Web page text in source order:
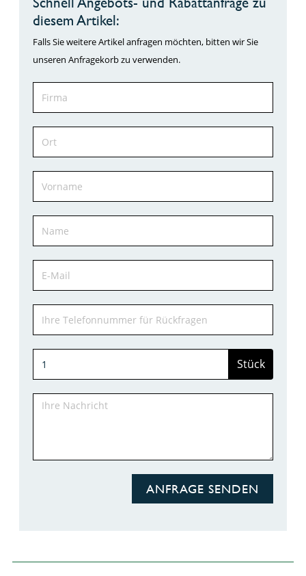
diesem Artikel:
Falls Sie weitere Artikel anfragen möchten, bitten wir Sie
unseren Anfragekorb zu verwenden.
Stück
ANFRAGE SENDEN